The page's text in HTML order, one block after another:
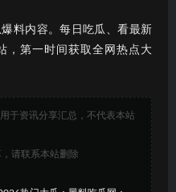
料内容。每日吃瓜、看最新
，第一时间获取全网热点大
于资讯分享汇总，不代表本站
请联系本站删除